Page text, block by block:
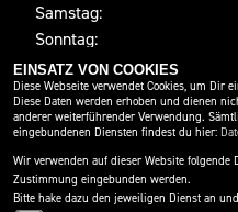
Samstag:
Sonntag:
SOCIAL MEDIA
EINSATZ VON COOKIES
Diese Webseite verwendet Cookies, um Dir
Diese Daten werden erhoben und dienen
anderer weiterführender Verwendung.
eingebundenen Diensten findest du hier:
Wir verwenden auf dieser Website folgende
Zustimmung eingebunden werden.
Bitte hake dazu den jeweiligen Dienst an